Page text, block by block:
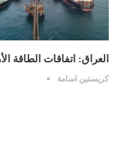
العراق: اتفاقات الطاقة الأميركية
كريستين اسامة